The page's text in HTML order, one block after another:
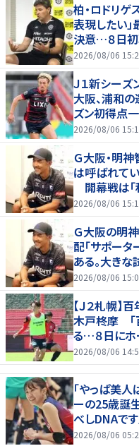
柏・ロドリ
表現したい
決意…８日
2026/08/06
Ｊ１新シーズ
大阪、浦和
ズン初得点一
2026/08/06
Ｇ大阪・明
は呼ばれて
開幕戦は「
揮官の一問一
2026/08/06
Ｇ大阪の明
配「サポー
ある。大き
2026/08/06
【Ｊ２札幌】
木戸柊摩 「
る…８日にホ
2026/08/06
「やっぱ美
ーの25歳誕
べしDNAです
2026/08/06